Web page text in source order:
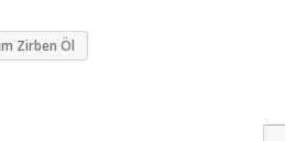
Zirben Öl